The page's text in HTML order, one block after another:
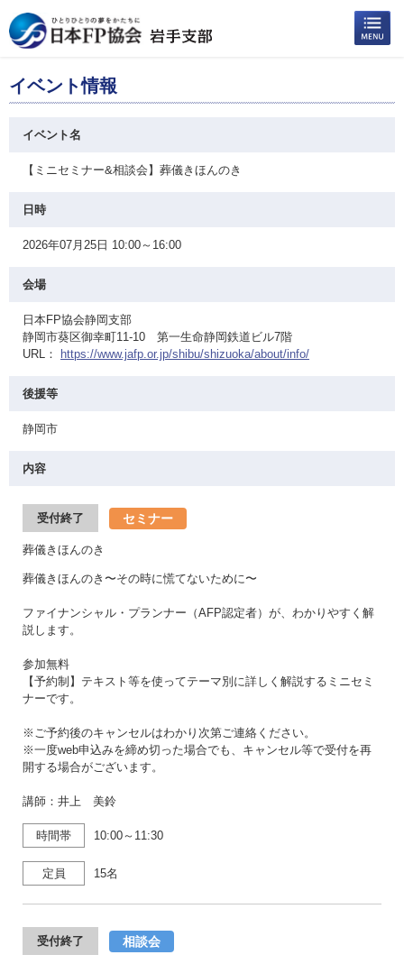
イベント情報
イベント名
【ミニセミナー&相談会】葬儀きほんのき
日時
2026年07月25日 10:00～16:00
会場
日本FP協会静岡支部
静岡市葵区御幸町11-10 第一生命静岡鉄道ビル7階
URL：
https://www.jafp.or.jp/shibu/shizuoka/about/info/
後援等
静岡市
内容
受付終了 セミナー
葬儀きほんのき
葬儀きほんのき〜その時に慌てないために〜
ファイナンシャル・プランナー（AFP認定者）が、わかりやすく解
説します。
参加無料
【予約制】テキスト等を使ってテーマ別に詳しく解説するミニセミ
ナーです。
※ご予約後のキャンセルはわかり次第ご連絡ください。
※一度web申込みを締め切った場合でも、キャンセル等で受付を再
開する場合がございます。
講師：井上 美鈴
時間帯 10:00～11:30
定員 15名
受付終了 相談会